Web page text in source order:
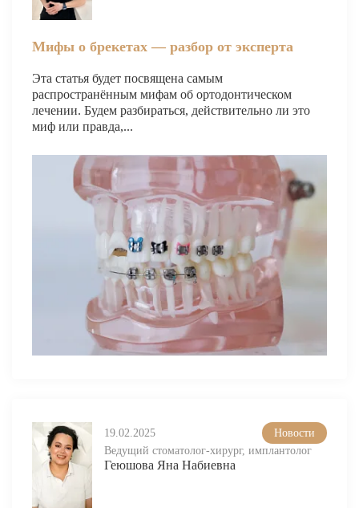
ФОТОГАЛЕРЕЯ
ОФИЦИАЛЬНАЯ ИНФОРМАЦИЯ
Мифы о брекетах — разбор от эксперта
Эта статья будет посвящена самым
распространённым мифам об ортодонтическом
лечении. Будем разбираться, действительно ли это
миф или правда,...
19.02.2025
Новости
Ведущий стоматолог-хирург, имплантолог
Геюшова Яна Набиевна